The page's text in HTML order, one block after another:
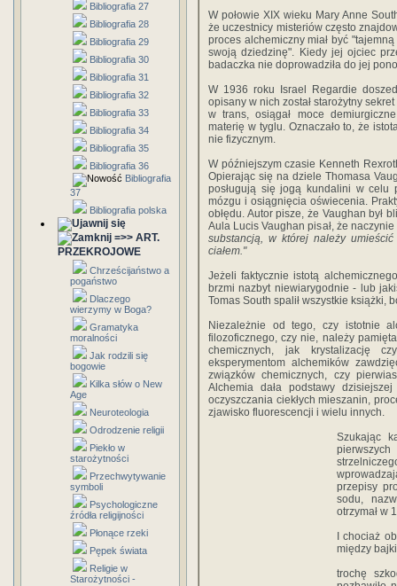
Bibliografia 27
Bibliografia 28
Bibliografia 29
Bibliografia 30
Bibliografia 31
Bibliografia 32
Bibliografia 33
Bibliografia 34
Bibliografia 35
Bibliografia 36
Bibliografia
37
Bibliografia polska
=>> ART.
PRZEKROJOWE
Chrześcijaństwo a
pogaństwo
Dlaczego
wierzymy w Boga?
Gramatyka
moralności
Jak rodzili się
bogowie
Kilka słów o New
Age
Neuroteologia
Odrodzenie religii
Piekło w
starożytności
Przechwytywanie
symboli
Psychologiczne
źródła religijności
Płonące rzeki
Pępek świata
Religie w
Starożytności -
W połowie XIX wieku Mary Anne
że uczestnicy misteriów często
proces alchemiczny miał być
swoją dziedzinę". Kiedy jej ojciec
badaczka nie doprowadziła do jej
W 1936 roku Israel Regardie
opisany w nich został starożytny
w trans, osiągał moce
materię w tyglu. Oznaczało to, że
nie fizycznym.
W późniejszym czasie Kenneth
Opierając się na dziele Thomasa
posługują się jogą kundalini w celu
mózgu i osiągnięcia oświecenia.
obłędu. Autor pisze, że Vaughan był
Aula Lucis Vaughan pisał, że
substancją, w której należy
ciałem."
Jeżeli faktycznie istotą
brzmi nazbyt niewiarygodnie - lub
Tomas South spalił wszystkie książki,
Niezależnie od tego, czy istotnie
filozoficznego, czy nie, należy
chemicznych, jak krystalizację
eksperymentom alchemików
związków chemicznych, czy
Alchemia dała podstawy
oczyszczania ciekłych mieszanin,
zjawisko fluorescencji i wielu innych.
Szukając
przepisy
sodu,
otrzymał w
I chociaż
między
trochę